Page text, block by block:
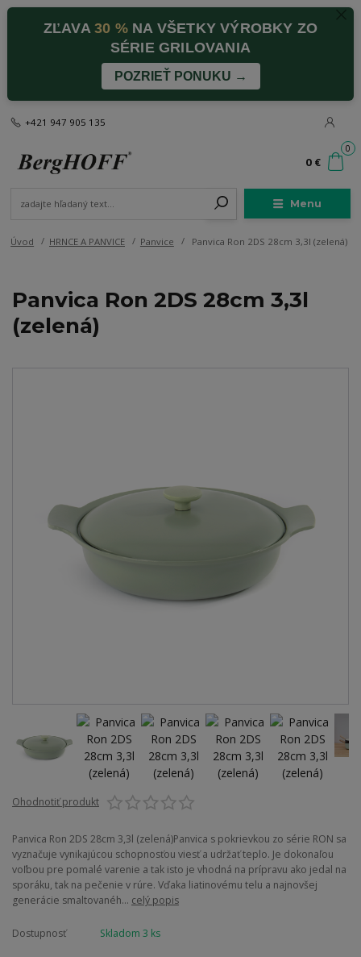
ZĽAVA30 %NA VŠETKY VÝROBKY ZO
SÉRIE GRILOVANIA
POZRIEŤ PONUKU →
Menu
+421 947 905 135
0
0 €
Úvod HRNCE A PANVICE Panvice Panvica Ron 2DS 28cm 3,3l (zelená)
Panvica Ron 2DS 28cm 3,3l
(zelená)
Ohodnotiť produkt
Panvica Ron 2DS 28cm 3,3l (zelená)Panvica s pokrievkou zo série RON sa
vyznačuje vynikajúcou schopnosťou viesť a udržať teplo. Je dokonaľou
voľbou pre pomalé varenie a tak isto je vhodná na prípravu ako jedal na
sporáku, tak na pečenie v rúre. Vďaka liatinovému telu a najnovšej
generácie smaltovanéh... celý popis
Dostupnosť Skladom 3 ks